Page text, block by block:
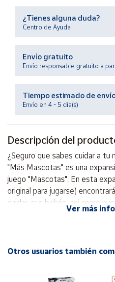
Productos
Solidarios
Ayuda
Centro
Contacto
Vendedores
Mapa de
vendedores
Hazte
vendedor
Área
¿Tienes alguna duda?
Centro de Ayuda
Envío gratuito
Envío responsable gratuito a
Tiempo estimado de
Envío en 4 - 5 día(s)
Descripción del
¿Seguro que sabes cuidar a
"Más Mascotas" es una
juego "Mascotas". En esta
original para jugarse)
cuidar, sus bebés, así como
forma de jugar.¿Seguro que
del juego original para jugarse)
Ver más
Otros usuarios también